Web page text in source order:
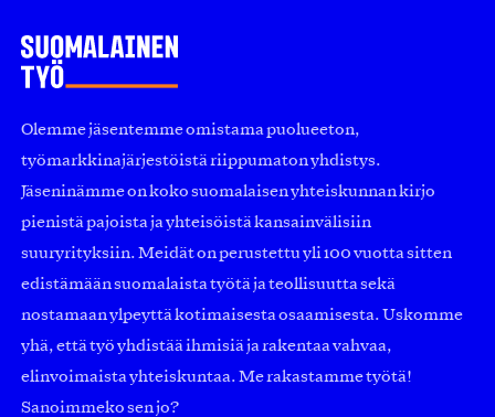
Olemme jäsentemme omistama puolueeton,
työmarkkinajärjestöistä riippumaton yhdistys.
Jäseninämme on koko suomalaisen yhteiskunnan kirjo
pienistä pajoista ja yhteisöistä kansainvälisiin
suuryrityksiin. Meidät on perustettu yli 100 vuotta sitten
edistämään suomalaista työtä ja teollisuutta sekä
nostamaan ylpeyttä kotimaisesta osaamisesta. Uskomme
yhä, että työ yhdistää ihmisiä ja rakentaa vahvaa,
elinvoimaista yhteiskuntaa. Me rakastamme työtä!
Sanoimmeko sen jo?